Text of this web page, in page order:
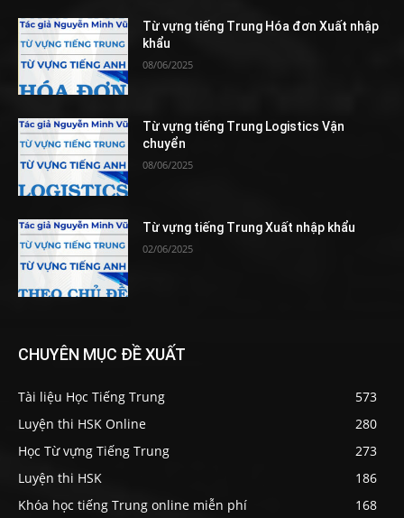
Từ vựng tiếng Trung Hóa đơn Xuất nhập
khẩu
08/06/2025
Từ vựng tiếng Trung Logistics Vận
chuyển
08/06/2025
Từ vựng tiếng Trung Xuất nhập khẩu
02/06/2025
CHUYÊN MỤC ĐỀ XUẤT
Tài liệu Học Tiếng Trung
573
Luyện thi HSK Online
280
Học Từ vựng Tiếng Trung
273
Luyện thi HSK
186
Khóa học tiếng Trung online miễn phí
168